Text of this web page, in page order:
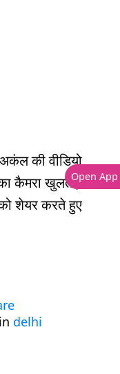
की वीडियो
कैमरा खुलता, उससे
शेयर करते हुए
in delhi
Open App